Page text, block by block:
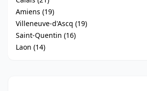
Amiens (19)
Villeneuve-d'Ascq (19)
Saint-Quentin (16)
Laon (14)